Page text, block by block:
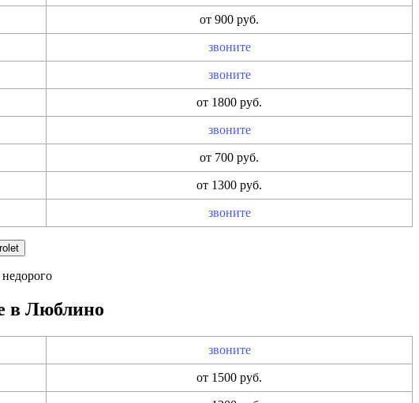
от 900 руб.
звоните
звоните
от 1800 руб.
звоните
от 700 руб.
от 1300 руб.
звоните
в Люблино
звоните
от 1500 руб.